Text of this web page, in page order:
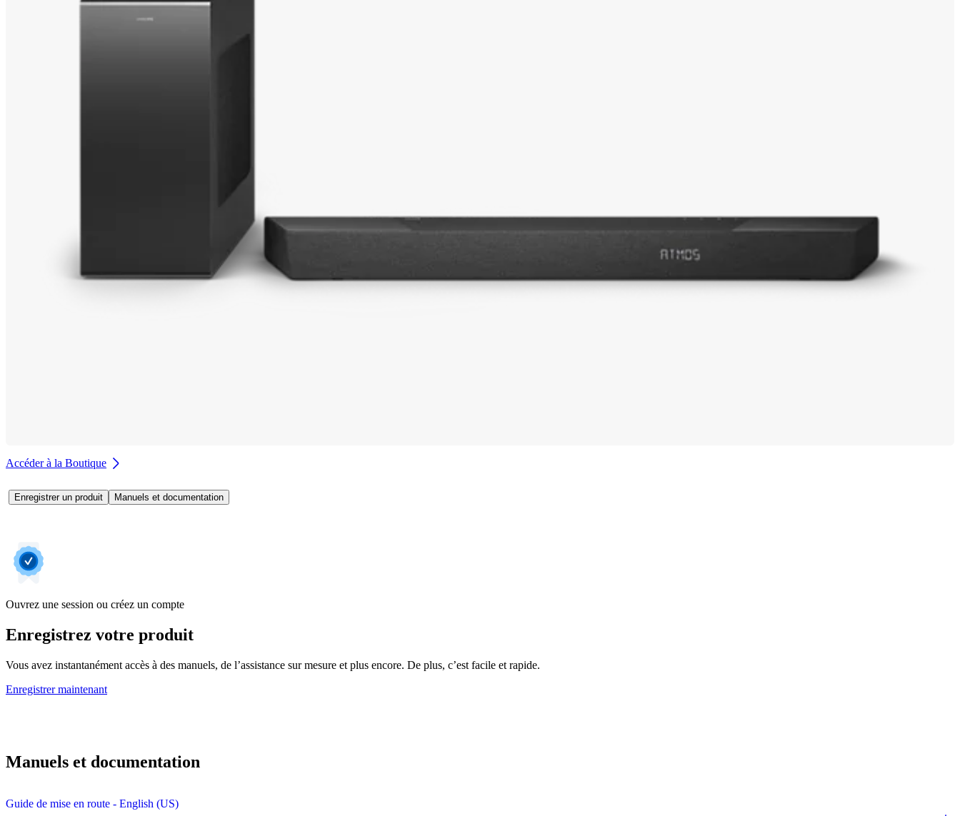
Accéder à la Boutique
Enregistrer un produit Manuels et documentation
Ouvrez une session ou créez un compte
Enregistrez votre produit
Vous avez instantanément accès à des manuels, de l’assistance sur mesure et plus encore. De plus, c’est facile et rapide.
Enregistrer maintenant
Manuels et documentation
Guide de mise en route - English (US)